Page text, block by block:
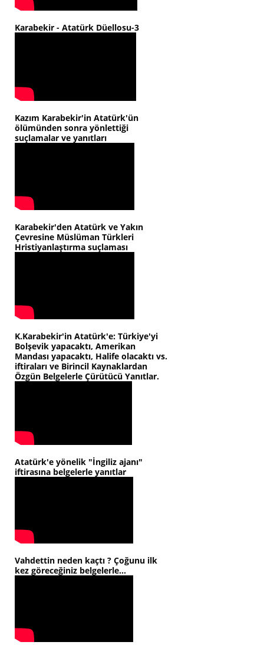
Karabekir - Atatürk Düellosu-3
Kazım Karabekir'in Atatürk'ün
ölümünden sonra yönlettiği
suçlamalar ve yanıtları
Karabekir'den Atatürk ve Yakın
Çevresine Müslüman Türkleri
Hristiyanlaştırma suçlaması
K.Karabekir'in Atatürk'e: Türkiye'yi
Bolşevik yapacaktı, Amerikan
Mandası yapacaktı, Halife olacaktı vs.
iftiraları ve Birincil Kaynaklardan
Özgün Belgelerle Çürütücü Yanıtlar.
Atatürk'e yönelik "İngiliz ajanı"
iftirasına belgelerle yanıtlar
Vahdettin neden kaçtı ? Çoğunu ilk
kez göreceğiniz belgelerle...